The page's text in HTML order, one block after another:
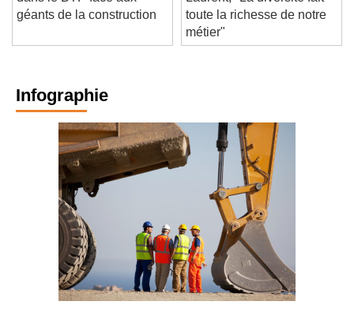
dans le BTP face aux
Laurent, "La diversité fait
toute la richesse de notre
métier"
Infographie